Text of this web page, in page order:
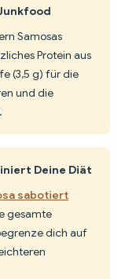
Samosas
Protein aus
(3,5 g) für die
und die
Deine Diät
sabotiert
gesamte
dich auf